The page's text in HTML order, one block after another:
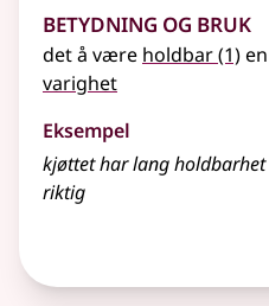
Betydning og bruk
det å være holdbar(1)
varighet
Eksempel
kjøttet har lang
riktig